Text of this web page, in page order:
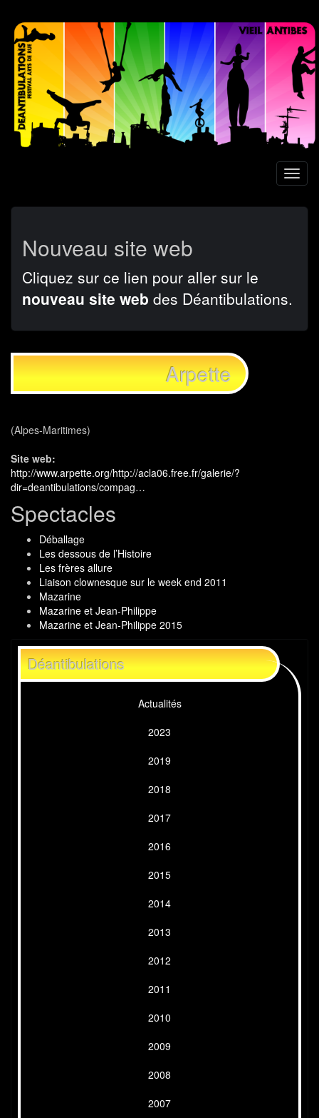
Aller
contenu
principal
Nouveau site web
Cliquez sur ce lien pour aller sur le
nouveau site web des Déantibulations.
Arpette
(Alpes-Maritimes)
Site web:
http://www.arpette.org/http://acla06.free.fr/galerie/?
dir=deantibulations/compag…
Spectacles
Déballage
Les dessous de l’Histoire
Les frères allure
Liaison clownesque sur le week end 2011
Mazarine
Mazarine et Jean-Philippe
Mazarine et Jean-Philippe 2015
Déantibulations
Actualités
2023
2019
2018
2017
2016
2015
2014
2013
2012
2011
2010
2009
2008
2007